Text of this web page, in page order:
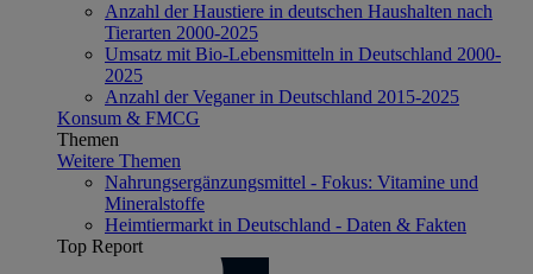
Anzahl der Haustiere in deutschen Haushalten nach
Tierarten 2000-2025
Umsatz mit Bio-Lebensmitteln in Deutschland 2000-
2025
Anzahl der Veganer in Deutschland 2015-2025
Konsum & FMCG
Themen
Weitere Themen
Nahrungsergänzungsmittel - Fokus: Vitamine und
Mineralstoffe
Heimtiermarkt in Deutschland - Daten & Fakten
Top Report